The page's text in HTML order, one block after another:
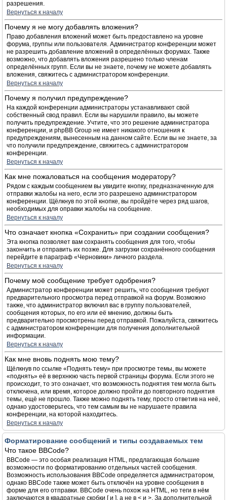
разрешения.
Вернуться к началу
Почему я не могу добавлять вложения?
Право добавления вложений может быть предоставлено на уровне
форума, группы или пользователя. Администратор конференции может
не разрешить добавление вложений в определённых форумах. Также
возможно, что добавлять вложения разрешено только членам
определённых групп. Если вы не знаете, почему не можете добавлять
вложения, свяжитесь с администратором конференции.
Вернуться к началу
Почему я получил предупреждение?
На каждой конференции администраторы устанавливают свой
собственный свод правил. Если вы нарушили правило, вы можете
получить предупреждение. Учтите, что это решение администратора
конференции, и phpBB Group не имеет никакого отношения к
предупреждениям, вынесенным на данном сайте. Если вы не знаете, за
что получили предупреждение, свяжитесь с администратором
конференции.
Вернуться к началу
Как мне пожаловаться на сообщения модератору?
Рядом с каждым сообщением вы увидите кнопку, предназначенную для
отправки жалобы на него, если это разрешено администратором
конференции. Щёлкнув по этой кнопке, вы пройдёте через ряд шагов,
необходимых для оправки жалобы на сообщение.
Вернуться к началу
Что означает кнопка «Сохранить» при создании сообщения?
Эта кнопка позволяет вам сохранять сообщения для того, чтобы
закончить и отправить их позже. Для загрузки сохранённого сообщения
перейдите в параграф «Черновики» личного раздела.
Вернуться к началу
Почему моё сообщение требует одобрения?
Администратор конференции может решить, что сообщения требуют
предварительного просмотра перед отправкой на форум. Возможно
также, что администратор включил вас в группу пользователей,
сообщения которых, по его или её мнению, должны быть
предварительно просмотрены перед отправкой. Пожалуйста, свяжитесь
с администратором конференции для получения дополнительной
информации.
Вернуться к началу
Как мне вновь поднять мою тему?
Щёлкнув по ссылке «Поднять тему» при просмотре темы, вы можете
«поднять» её в верхнюю часть первой страницы форума. Если этого не
происходит, то это означает, что возможность поднятия тем могла быть
отключена, или время, которое должно пройти до повторного поднятия
темы, ещё не прошло. Также можно поднять тему, просто ответив на неё,
однако удостоверьтесь, что тем самым вы не нарушаете правила
конференции, на которой находитесь.
Вернуться к началу
Форматирование сообщений и типы создаваемых тем
Что такое BBCode?
BBCode — это особая реализация HTML, предлагающая большие
возможности по форматированию отдельных частей сообщения.
Возможность использования BBCode определяется администратором,
однако BBCode также может быть отключён на уровне сообщения в
форме для его отправки. BBCode очень похож на HTML, но теги в нём
заключаются в квадратные скобки [ и ], а не в < и >. За дополнительной